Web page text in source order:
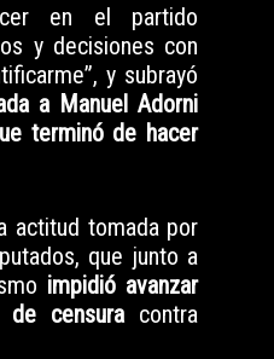
en el partido
y decisiones con
y subrayó
a Manuel Adorni
terminó de hacer
actitud tomada por
que junto a
impidió avanzar
censura contra